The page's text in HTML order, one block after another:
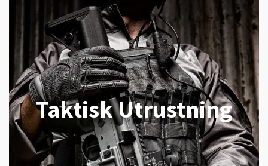
Taktisk Utrustning